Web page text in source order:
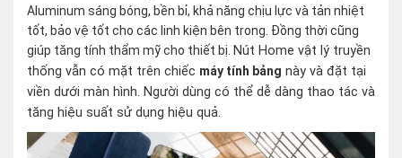
Aluminum sáng bóng, bền bỉ, khả năng chịu lực và tản nhiệt
tốt, bảo vệ tốt cho các linh kiện bên trong. Đồng thời cũng
giúp tăng tính thẩm mỹ cho thiết bị. Nút Home vật lý truyền
thống vẫn có mặt trên chiếc máy tính bảng này và đặt tại
viền dưới màn hình. Người dùng có thể dễ dàng thao tác và
tăng hiệu suất sử dụng hiệu quả.